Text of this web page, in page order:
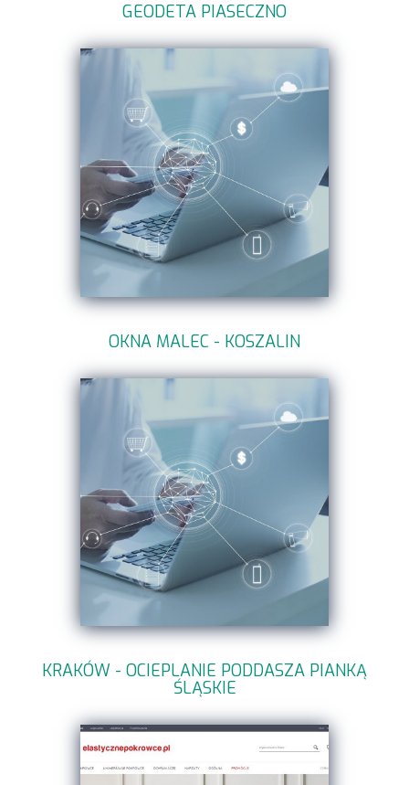
GEODETA PIASECZNO
OKNA MALEC - KOSZALIN
KRAKÓW - OCIEPLANIE PODDASZA PIANKĄ
ŚLĄSKIE